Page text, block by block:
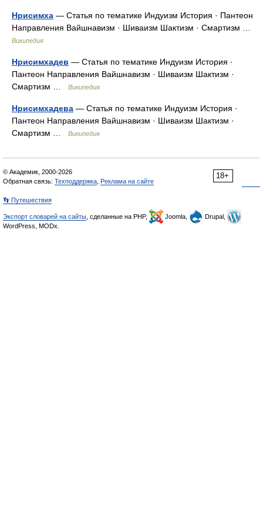
Нрисимха — Статья по тематике Индуизм История · Пантеон
Направления Вайшнавизм · Шиваизм Шактизм · Смартизм …
Википедия
Нрисимхадев — Статья по тематике Индуизм История ·
Пантеон Направления Вайшнавизм · Шиваизм Шактизм ·
Смартизм …
Википедия
Нрисимхадева — Статья по тематике Индуизм История ·
Пантеон Направления Вайшнавизм · Шиваизм Шактизм ·
Смартизм …
Википедия
18+
© Академик, 2000-2026
Обратная связь: Техподдержка Реклама на сайте
👣 Путешествия
Экспорт словарей на сайты , сделанные на PHP, Joomla,
Drupal,
WordPress, MODx.